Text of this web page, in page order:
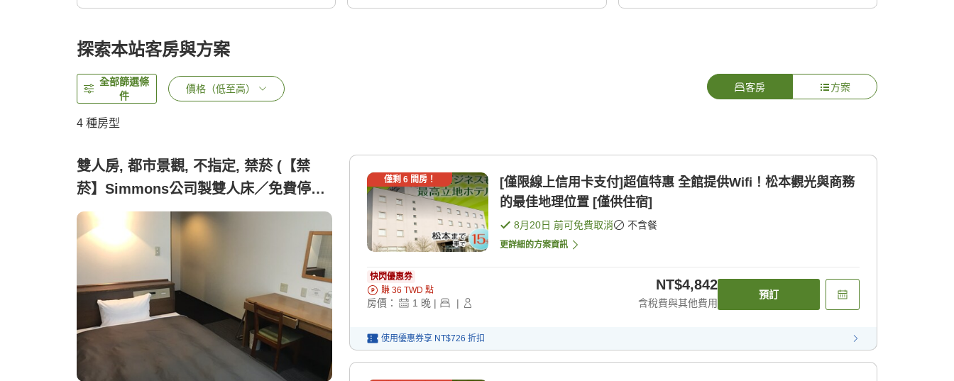
探索本站客房與方案
全部篩選條
件
價格（低至高） 客房 方案
4 種房型
雙人房, 都市景觀, 不指定, 禁菸 (【禁
菸】Simmons公司製雙人床／免費停車
場＆免費Wi-Fi)
僅剩 6間房！
[僅限線上信用卡支付]超值特惠 全館提供Wifi！松本觀光與商務
的最佳地理位置 [僅供住宿]
8月20日 前可免費取消 不含餐
更詳細的方案資訊
快閃優惠券
賺 36 TWD 點
房價： 1 晚 | |
NT$4,842
含稅費與其他費用
預訂
使用優惠券享 NT$726 折扣